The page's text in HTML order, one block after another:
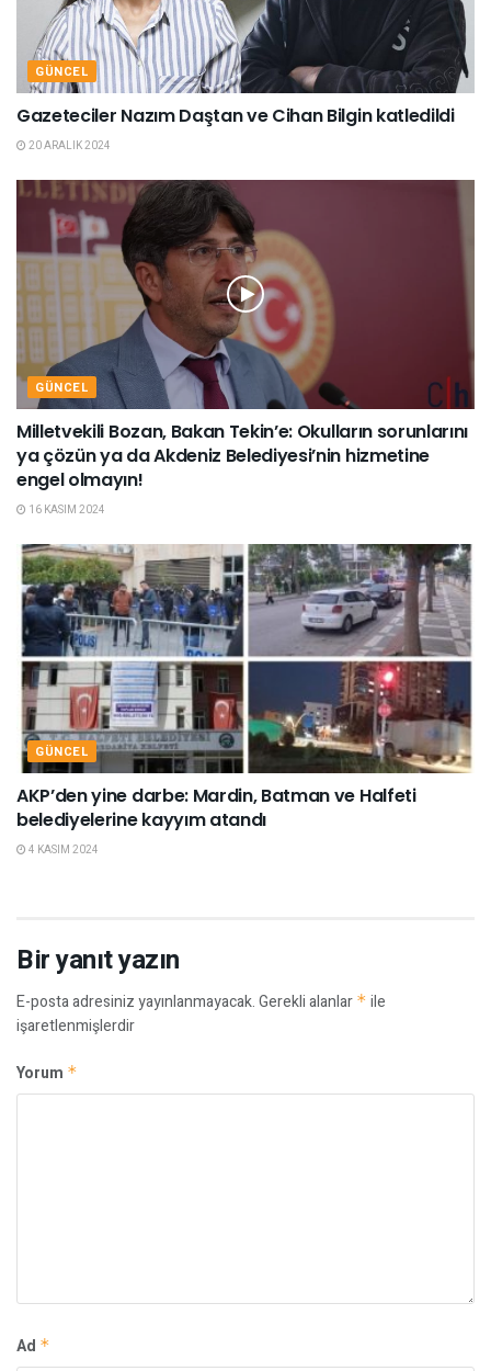
GÜNCEL
Gazeteciler Nazım Daştan ve Cihan Bilgin katledildi
20 ARALIK 2024
GÜNCEL
Milletvekili Bozan, Bakan Tekin’e: Okulların sorunlarını
ya çözün ya da Akdeniz Belediyesi’nin hizmetine
engel olmayın!
16 KASIM 2024
GÜNCEL
AKP’den yine darbe: Mardin, Batman ve Halfeti
belediyelerine kayyım atandı
4 KASIM 2024
Bir yanıt yazın
E-posta adresiniz yayınlanmayacak.Gerekli alanlar * ile
işaretlenmişlerdir
Yorum *
Ad *